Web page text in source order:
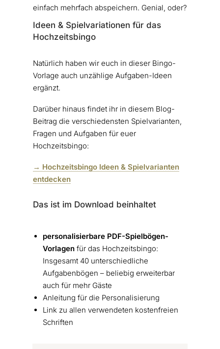
einfach mehrfach abspeichern. Genial, oder?
Ideen & Spielvariationen für das
Hochzeitsbingo
Natürlich haben wir euch in dieser Bingo-
Vorlage auch unzählige Aufgaben-Ideen
ergänzt.
Darüber hinaus findet ihr in diesem Blog-
Beitrag die verschiedensten Spielvarianten,
Fragen und Aufgaben für euer
Hochzeitsbingo:
→ Hochzeitsbingo Ideen & Spielvarianten
entdecken
Das ist im Download beinhaltet
personalisierbare PDF-Spielbögen-
Vorlagenfür das Hochzeitsbingo:
Insgesamt 40 unterschiedliche
Aufgabenbögen – beliebig erweiterbar
auch für mehr Gäste
Anleitung für die Personalisierung
Link zu allen verwendeten kostenfreien
Schriften